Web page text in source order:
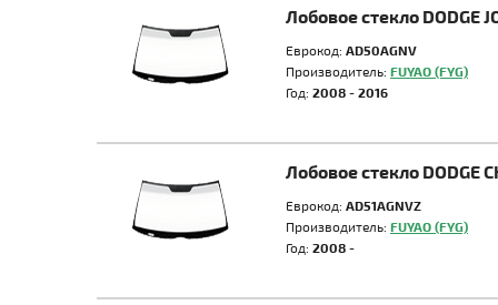
Лобовое стекло DODGE
Еврокод: AD50AGNV
Производитель: FUYAO (FYG)
Год: 2008 - 2016
Лобовое стекло DODGE
Еврокод: AD51AGNVZ
Производитель: FUYAO (FYG)
Год: 2008 -